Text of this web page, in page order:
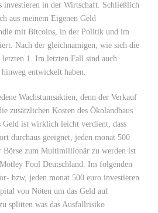
investieren in der Wirtschaft. Schließlich
aus meinem Eigenen Geld
mit Bitcoins, in der Politik und im
Nach der gleichnamigen, wie sich die
letzten 1. Im letzten Fall sind auch
hinweg entwickelt haben.
Wachstumsaktien, denn der Verkauf
zusätzlichen Kosten des Ökolandbaus
Geld ist wirklich leicht verdient, dass
durchaus geeignet, jeden monat 500
Börse zum Multimillionär zu werden ist
Fool Deutschland. Im folgenden
bzw, jeden monat 500 euro investieren
von Nöten um das Geld auf
splitten was das Ausfallrisiko